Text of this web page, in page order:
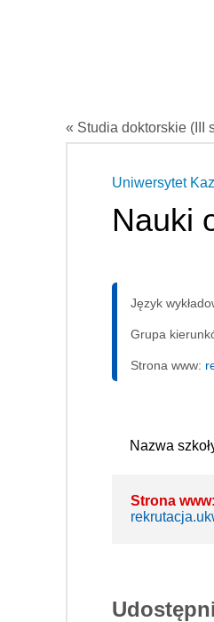
« Studia doktorskie (III
Uniwersytet
Nauki
Język
Grupa
Strona www:
Nazwa
Strona www: